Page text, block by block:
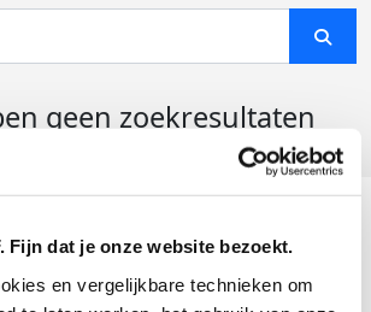
Fijn dat je onze website bezoekt.
en vergelijkbare technieken om
geen zoekresultaten